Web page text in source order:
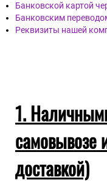
Банковской картой
Банковским
Реквизиты нашей
1.
самовывозе
доставкой)